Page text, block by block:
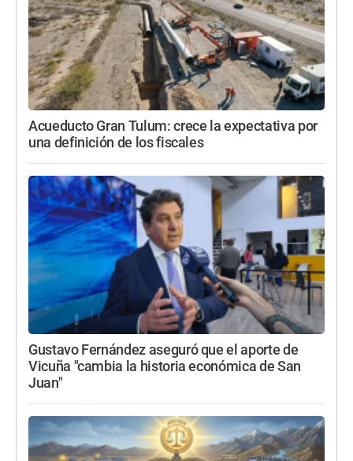
Acueducto Gran Tulum: crece la expectativa por
una definición de los fiscales
Gustavo Fernández aseguró que el aporte de
Vicuña "cambia la historia económica de San
Juan"